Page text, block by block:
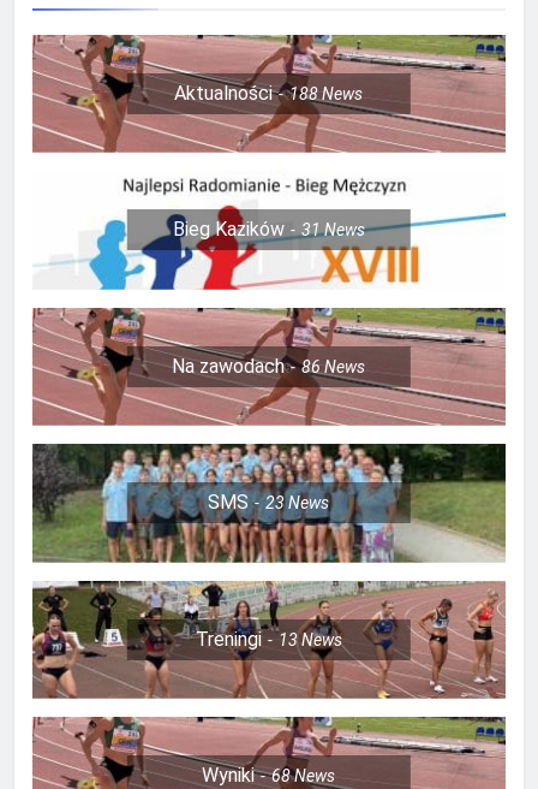
Aktualności 188News
Bieg Kazików 31News
Na zawodach 86News
SMS 23News
Treningi 13News
Wyniki 68News